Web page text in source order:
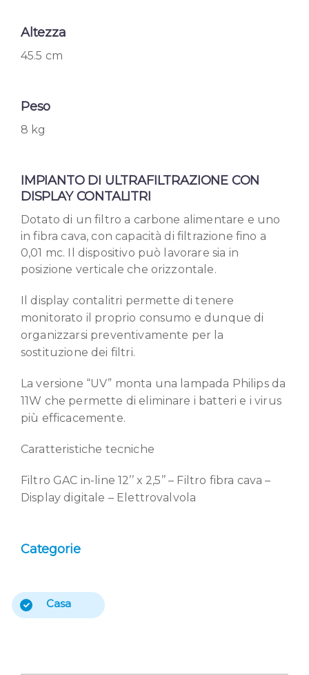
Altezza
45.5 cm
Peso
8 kg
IMPIANTO DI ULTRAFILTRAZIONE CON
DISPLAY CONTALITRI
Dotato di un filtro a carbone alimentare e uno
in fibra cava, con capacità di filtrazione fino a
0,01 mc. Il dispositivo può lavorare sia in
posizione verticale che orizzontale.
Il display contalitri permette di tenere
monitorato il proprio consumo e dunque di
organizzarsi preventivamente per la
sostituzione dei filtri.
La versione “UV” monta una lampada Philips da
11W che permette di eliminare i batteri e i virus
più efficacemente.
Caratteristiche tecniche
Filtro GAC in-line 12’’ x 2,5’’ – Filtro fibra cava –
Display digitale – Elettrovalvola
Categorie
Casa